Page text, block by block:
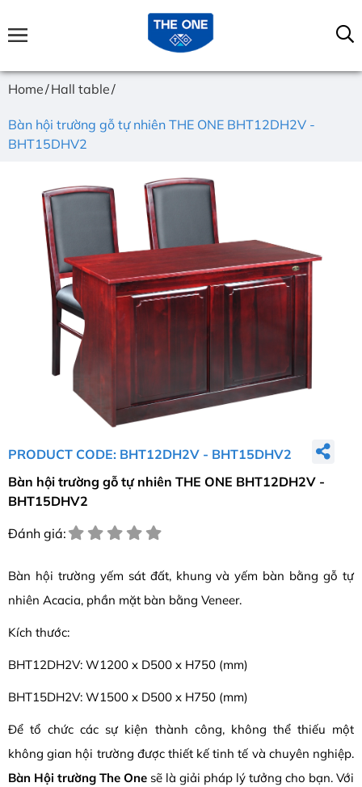
Home Hall table
Bàn hội trường gỗ tự nhiên THE ONE BHT12DH2V -
BHT15DHV2
PRODUCT CODE: BHT12DH2V - BHT15DHV2
Bàn hội trường gỗ tự nhiên THE ONE BHT12DH2V -
BHT15DHV2
Đánh giá:
Bàn hội trường yếm sát đất, khung và yếm bàn bằng gỗ tự
nhiên Acacia, phần mặt bàn bằng Veneer.
Kích thước:
BHT12DH2V: W1200 x D500 x H750 (mm)
BHT15DH2V: W1500 x D500 x H750 (mm)
Để tổ chức các sự kiện thành công, không thể thiếu một
không gian hội trường được thiết kế tinh tế và chuyên nghiệp.
Bàn Hội trường The One sẽ là giải pháp lý tưởng cho bạn. Với